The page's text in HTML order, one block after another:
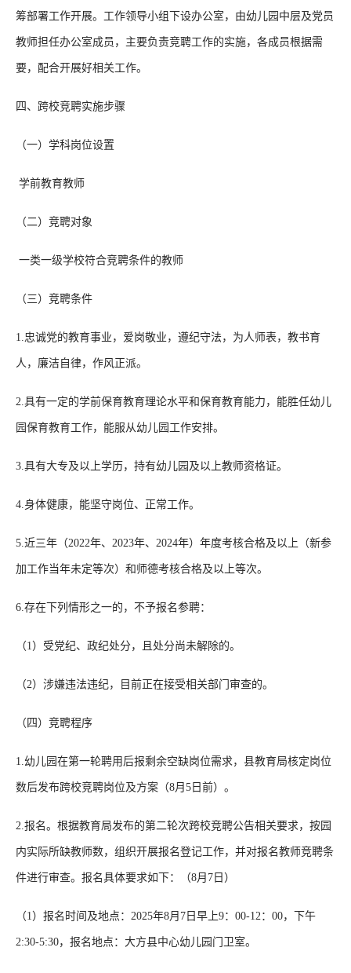
筹部署工作开展。工作领导小组下设办公室，由幼儿园中层及党员
教师担任办公室成员，主要负责竞聘工作的实施，各成员根据需
要，配合开展好相关工作。
四、跨校竞聘实施步骤
（一）学科岗位设置
学前教育教师
（二）竞聘对象
一类一级学校符合竞聘条件的教师
（三）竞聘条件
1.忠诚党的教育事业，爱岗敬业，遵纪守法，为人师表，教书育
人，廉洁自律，作风正派。
2.具有一定的学前保育教育理论水平和保育教育能力，能胜任幼儿
园保育教育工作，能服从幼儿园工作安排。
3.具有大专及以上学历，持有幼儿园及以上教师资格证。
4.身体健康，能坚守岗位、正常工作。
5.近三年（2022年、2023年、2024年）年度考核合格及以上（新参
加工作当年未定等次）和师德考核合格及以上等次。
6.存在下列情形之一的，不予报名参聘：
（1）受党纪、政纪处分，且处分尚未解除的。
（2）涉嫌违法违纪，目前正在接受相关部门审查的。
（四）竞聘程序
1.幼儿园在第一轮聘用后报剩余空缺岗位需求，县教育局核定岗位
数后发布跨校竞聘岗位及方案（8月5日前）。
2.报名。根据教育局发布的第二轮次跨校竞聘公告相关要求，按园
内实际所缺教师数，组织开展报名登记工作，并对报名教师竞聘条
件进行审查。报名具体要求如下：（8月7日）
（1）报名时间及地点：2025年8月7日早上9：00-12：00，下午
2:30-5:30，报名地点：大方县中心幼儿园门卫室。